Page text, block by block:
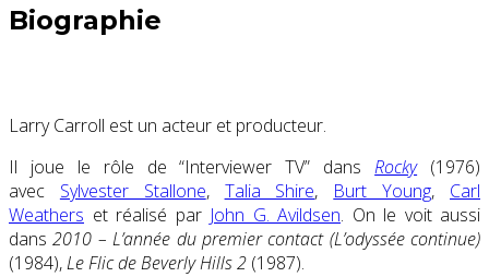
Biographie
Larry Carroll est un acteur et producteur.
Il joue le rôle de “Interviewer TV” dansRocky(1976)
avec Sylvester Stallone, Talia Shire, Burt Young, Carl
Weathers et réalisé par John G. Avildsen. On le voit aussi
dans 2010 – L’année du premier contact (L’odyssée continue)
(1984),Le Flic de Beverly Hills 2 (1987).